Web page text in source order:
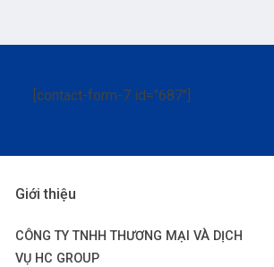
[contact-form-7 id="687"]
Giới thiệu
CÔNG TY TNHH THƯƠNG MẠI VÀ DỊCH
VỤ HC GROUP